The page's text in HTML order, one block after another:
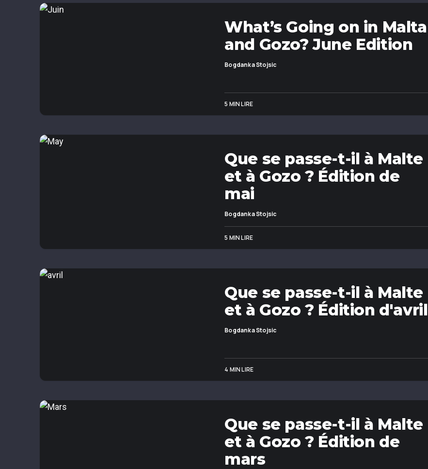
What’s Going on in Malta
and Gozo? June Edition
Bogdanka Stojsic
5 MIN LIRE
Que se passe-t-il à Malte
et à Gozo ? Édition de
mai
Bogdanka Stojsic
5 MIN LIRE
Que se passe-t-il à Malte
et à Gozo ? Édition d'avril
Bogdanka Stojsic
4 MIN LIRE
Que se passe-t-il à Malte
et à Gozo ? Édition de
mars